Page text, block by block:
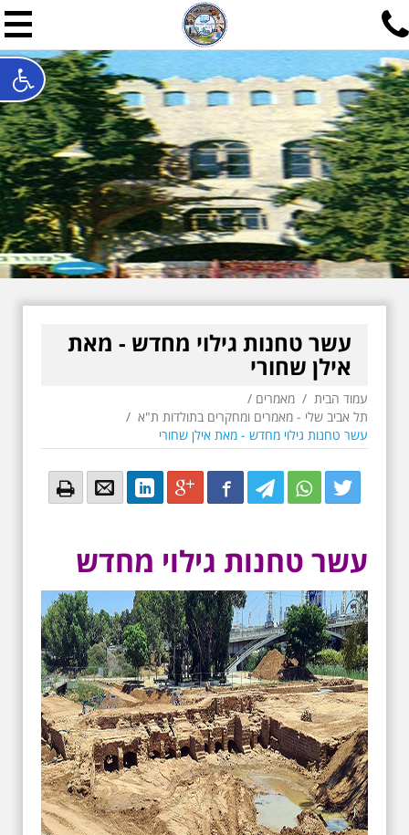
תל אביב שלי
תיור ישראלי בעריכת אילן
האתר המרכזי להיסטוריה של תל אביב ותולדות ארץ ישראל -
חייגו עכשיו:052-7747748
שלחו פנייה:ilan@mytelaviv.co.il
English עברית צור קשר
עשר טחנות גילוי מחדש - מאת
אילן שחורי
עמוד הבית / מאמרים /
תל אביב שלי - מאמרים ומחקרים בתולדות ת"א /
עשר טחנות גילוי מחדש - מאת אילן שחורי
Twitter
Twitter
Twitter
Facebook
Google+
LinkedIn
Email
Email
עשר טחנות גילוי מחדש